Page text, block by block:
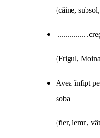
(câine,
(Frigul,
Avea înfipt
soba.
(fier, lemn,